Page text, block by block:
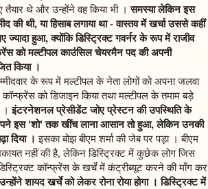
तैयार थे और उन्होंने वह किया भी ।समस्या लेकिन इस
की थी, या हिसाब लगाया था - वास्तव में खर्चा उससे कहीं
ज्यादा हुआ, क्योंकि डिस्ट्रिक्ट गवर्नर के रूप में राजीव
को मल्टीपल काउंसिल चेयरमैन पद की अपनी
किया ।
के रूप में मल्टीपल के नेता लोगों को अपना जलवा
को डिजाइन किया तथा मल्टीपल के तमाम बड़े
।इंटरनेशनल प्रेसीडेंट जोए प्रेस्टन की उपस्थिति के
इस 'शो' तक खींच लाना आसान तो हुआ, लेकिन उनकी
दिया । इसका बोझ बीएम शर्मा की जेब पर पड़ा । बीएम
नहीं की है, लेकिन डिस्ट्रिक्ट में कुछेक लोग जिस
कॉन्फ्रेंस के खर्चे में कंट्रीब्यूट करने की माँग कर
शायद खर्चे को लेकर रोना रोया होगा । डिस्ट्रिक्ट में